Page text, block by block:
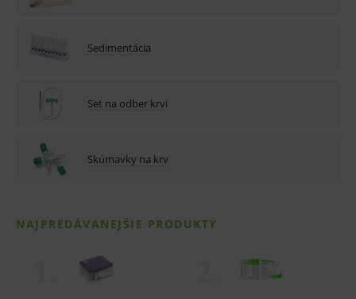
Sedimentácia
Set na odber krvi
Skúmavky na krv